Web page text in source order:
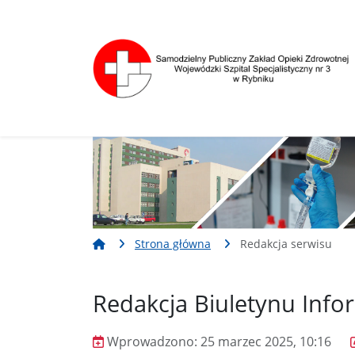
Strona główna Redakcja serwisu
Redakcja Biuletynu
Wprowadzono: 25 marzec 2025, 10:16